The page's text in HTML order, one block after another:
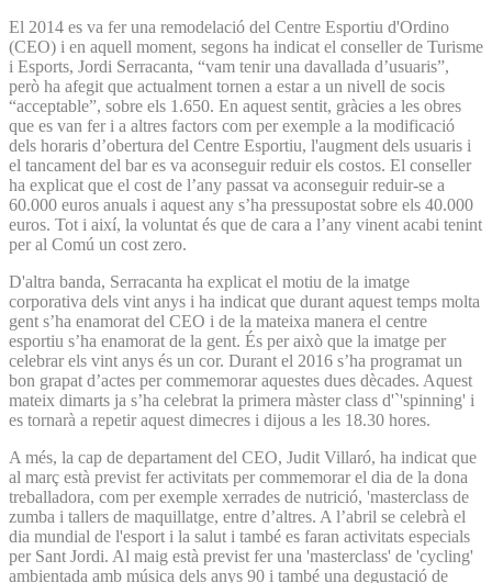
El 2014 es va fer una remodelació del Centre Esportiu d'Ordino
(CEO) i en aquell moment, segons ha indicat el conseller de Turisme
i Esports, Jordi Serracanta, “vam tenir una davallada d’usuaris”,
però ha afegit que actualment tornen a estar a un nivell de socis
“acceptable”, sobre els 1.650. En aquest sentit, gràcies a les obres
que es van fer i a altres factors com per exemple a la modificació
dels horaris d’obertura del Centre Esportiu, l'augment dels usuaris i
el tancament del bar es va aconseguir reduir els costos. El conseller
ha explicat que el cost de l’any passat va aconseguir reduir-se a
60.000 euros anuals i aquest any s’ha pressupostat sobre els 40.000
euros. Tot i així, la voluntat és que de cara a l’any vinent acabi tenint
per al Comú un cost zero.
D'altra banda, Serracanta ha explicat el motiu de la imatge
corporativa dels vint anys i ha indicat que durant aquest temps molta
gent s’ha enamorat del CEO i de la mateixa manera el centre
esportiu s’ha enamorat de la gent. És per això que la imatge per
celebrar els vint anys és un cor. Durant el 2016 s’ha programat un
bon grapat d’actes per commemorar aquestes dues dècades. Aquest
mateix dimarts ja s’ha celebrat la primera màster class d'`'spinning' i
es tornarà a repetir aquest dimecres i dijous a les 18.30 hores.
A més, la cap de departament del CEO, Judit Villaró, ha indicat que
al març està previst fer activitats per commemorar el dia de la dona
treballadora, com per exemple xerrades de nutrició, 'masterclass de
zumba i tallers de maquillatge, entre d’altres. A l’abril se celebrà el
dia mundial de l'esport i la salut i també es faran activitats especials
per Sant Jordi. Al maig està previst fer una 'masterclass' de 'cycling'
ambientada amb música dels anys 90 i també una degustació de